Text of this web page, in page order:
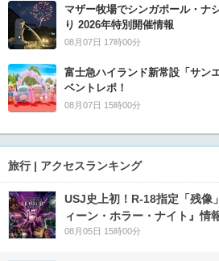
マザー牧場でシンガポール・ナ
り 2026年特別開催情報
08月07日 17時00分
富士急ハイランド新常設「サン
ベントレポ！
08月07日 15時00分
旅行 | アクセスランキング
USJ史上初！R-18指定「残像
ィーン・ホラー・ナイト』情
08月05日 15時00分